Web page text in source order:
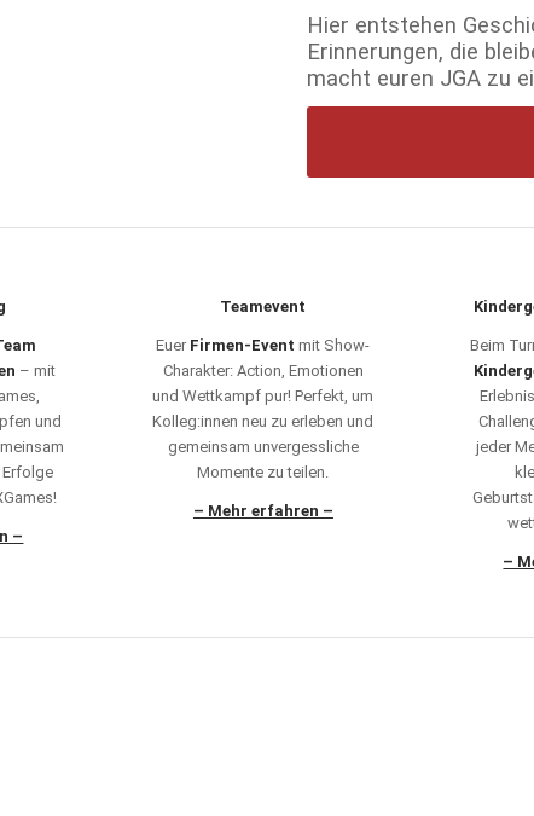
Hier entstehen
Erinnerungen, die
macht euren JGA zu
– mit
und
Erfolge
–
Teamevent
Euer Firmen-Event mit Show-
Charakter: Action, Emotionen
und Wettkampf pur! Perfekt, um
Kolleg:innen neu zu erleben und
gemeinsam unvergessliche
Momente zu teilen.
– Mehr erfahren –
Beim
jeder
–